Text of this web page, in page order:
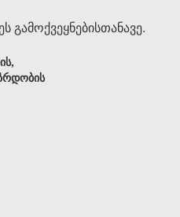
გამოქვეყნებისთანავე.